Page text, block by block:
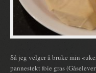
Så jeg velger å bruke min
pannestekt foie gras